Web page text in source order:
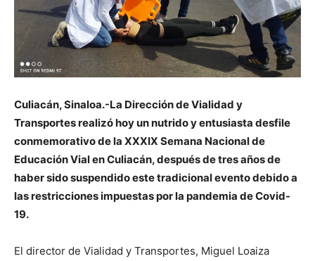
Culiacán, Sinaloa.-La Dirección de Vialidad y
Transportes realizó hoy un nutrido y entusiasta desfile
conmemorativo de la XXXIX Semana Nacional de
Educación Vial en Culiacán, después de tres años de
haber sido suspendido este tradicional evento debido a
las restricciones impuestas por la pandemia de Covid-
19.
El director de Vialidad y Transportes, Miguel Loaiza